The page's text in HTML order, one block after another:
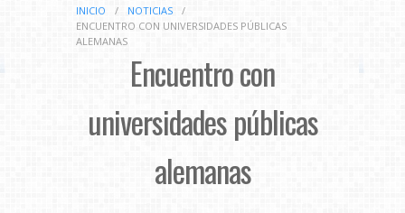
INICIO / NOTICIAS
/
ENCUENTRO CON UNIVERSIDADES PÚBLICAS
ALEMANAS
Encuentro con
universidades públicas
alemanas